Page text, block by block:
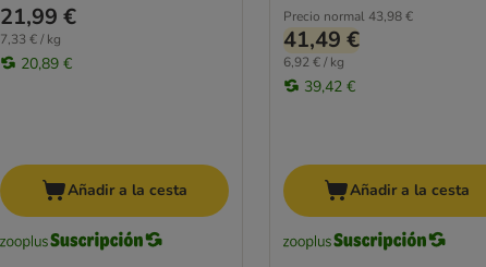
21,99 €
7,33 € / kg
20,89 €
Añadir a la cesta
Precio normal 43,98 €
41,49 €
6,92 € / kg
39,42 €
Añadir a la cesta